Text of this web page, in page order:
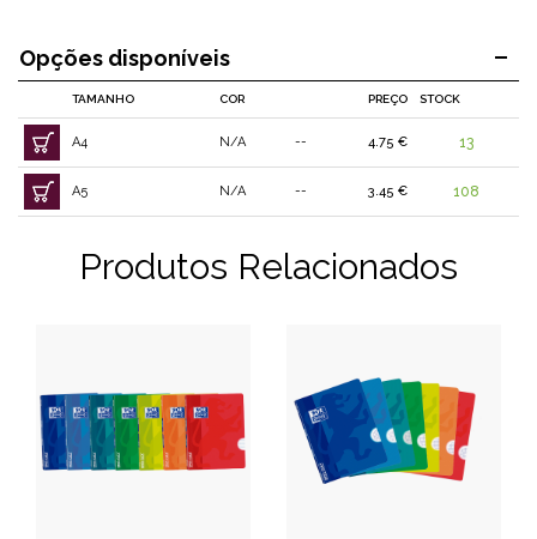
Opções disponíveis
TAMANHO COR PREÇO STOCK
A4 N/A -- 4.75 € 13
A5 N/A -- 3.45 € 108
Produtos Relacionados